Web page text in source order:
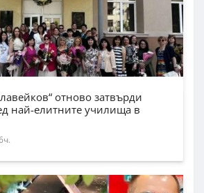
отново затвърди
най-елитните училища в